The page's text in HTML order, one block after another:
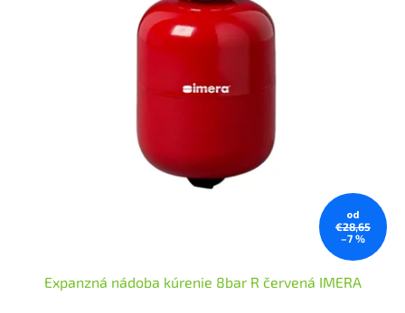
od
€28,65
–7 %
Expanzná nádoba kúrenie 8bar R červená IMERA